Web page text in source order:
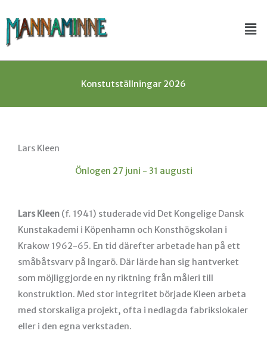
till
innehåll
Konstutställningar 2026
Lars Kleen
Önlogen 27 juni - 31 augusti
Lars Kleen (f. 1941) studerade vid Det Kongelige Dansk
Kunstakademi i Köpenhamn och Konsthögskolan i
Krakow 1962-65. En tid därefter arbetade han på ett
småbåtsvarv på Ingarö. Där lärde han sig hantverket
som möjliggjorde en ny riktning från måleri till
konstruktion. Med stor integritet började Kleen arbeta
med storskaliga projekt, ofta i nedlagda fabrikslokaler
eller i den egna verkstaden.